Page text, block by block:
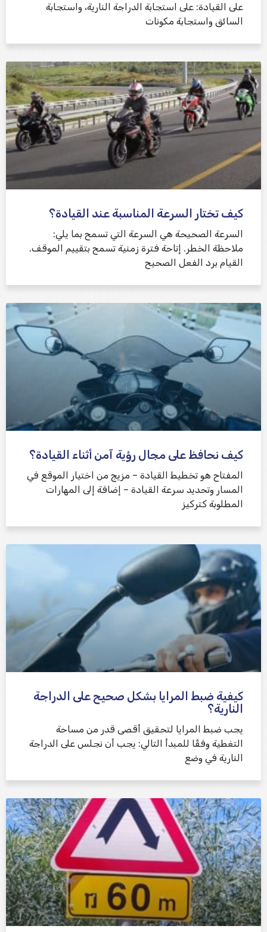
على القيادة: على استجابة الدراجة النارية، واستجابة
السائق واستجابة مكونات
كيف تختار السرعة المناسبة عند القيادة؟
السرعة الصحيحة هي السرعة التي تسمح بما يلي:
ملاحظة الخطر. إتاحة فترة زمنية تسمح بتقييم الموقف.
القيام برد الفعل الصحيح
كيف نحافظ على مجال رؤية آمن أثناء القيادة؟
المفتاح هو تخطيط القيادة – مزيج من اختيار الموقع في
المسار وتحديد سرعة القيادة – إضافة إلى المهارات
المطلوبة كتركيز
كيفية ضبط المرايا بشكل صحيح على الدراجة
النارية؟
يجب ضبط المرايا لتحقيق أقصى قدر من مساحة
التغطية وفقًا للمبدأ التالي: يجب أن نجلس على الدراجة
النارية في وضع